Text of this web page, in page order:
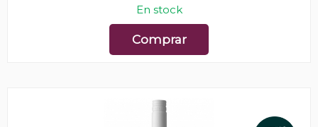
En stock
Comprar